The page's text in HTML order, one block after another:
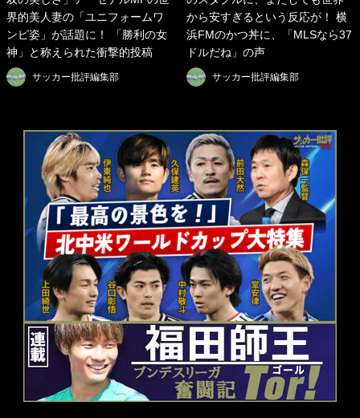
界的美人妻の「ユニフォームワ
ンピ姿」が話題に！ 「勝利の女
神」と称えられた衝撃的投稿
サッカー批評編集部
から安すぎるという反応が！ 横
浜FMのかつ丼に、「MLSなら37
ドルだね」の声
サッカー批評編集部